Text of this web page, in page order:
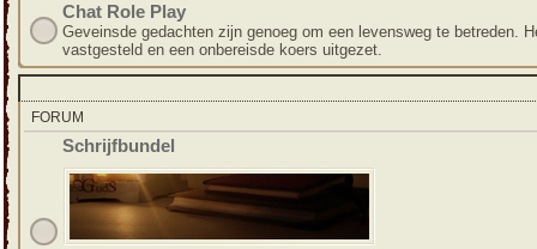
Chat Role Play
Geveinsde gedachten zijn genoeg om een levensweg te betreden.
vastgesteld en een onbereisde koers uitgezet.
FORUM
Schrijfbundel